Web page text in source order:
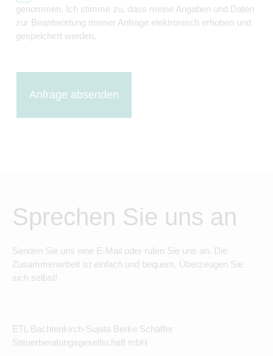
genommen. Ich stimme zu, dass meine Angaben und Daten
zur Beantwortung meiner Anfrage elektronisch erhoben und
gespeichert werden.
Anfrage absenden
Sprechen Sie uns an
Senden Sie uns eine E-Mail oder rufen Sie uns an. Die
Zusammenarbeit ist einfach und bequem. Überzeugen Sie
sich selbst!
ETL Bachtenkirch-Sujata Berke Schäffer
Steuerberatungsgesellschaft mbH